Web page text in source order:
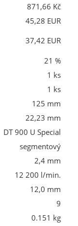
871,66 Kč
45,28 EUR
37,42 EUR
21 %
1 ks
1 ks
125 mm
22,23 mm
DT 900 U Special
segmentový
2,4 mm
12 200 l/min.
12,0 mm
9
0.151 kg